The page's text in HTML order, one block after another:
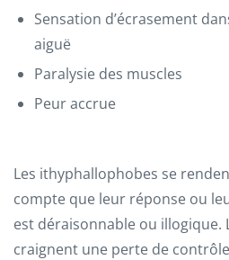
Sensation d’écrasement
aiguë
Paralysie des muscles
Peur accrue
Les ithyphallophobes se
compte que leur réponse ou
est déraisonnable ou illogique.
craignent une perte de